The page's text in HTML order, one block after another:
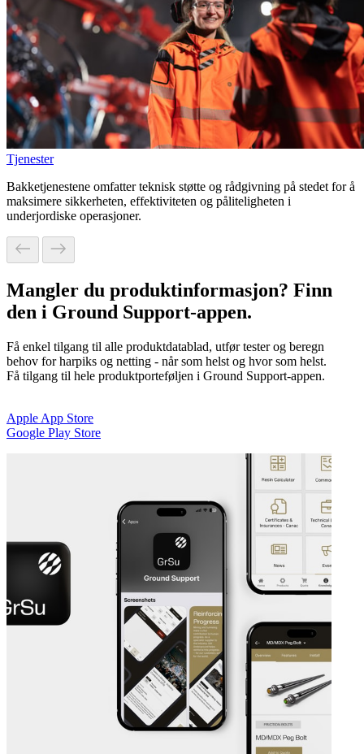
Tjenester
Bakketjenestene omfatter teknisk støtte og rådgivning på stedet for å
maksimere sikkerheten, effektiviteten og påliteligheten i
underjordiske operasjoner.
Mangler du produktinformasjon? Finn
den i Ground Support-appen.
Få enkel tilgang til alle produktdatablad, utfør tester og beregn
behov for harpiks og netting - når som helst og hvor som helst.
Få tilgang til hele produktporteføljen i Ground Support-appen.
Apple App Store
Google Play Store